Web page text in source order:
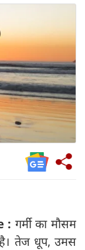
: गर्मी का मौसम
है। तेज धूप, उमस